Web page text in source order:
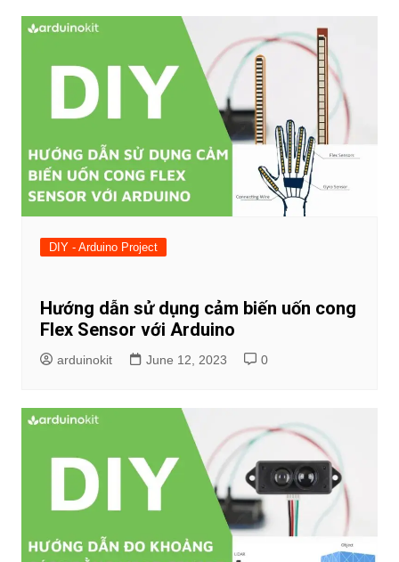
DIY - Arduino Project
Hướng dẫn sử dụng cảm biến uốn cong
Flex Sensor với Arduino
arduinokit June 12, 2023 0